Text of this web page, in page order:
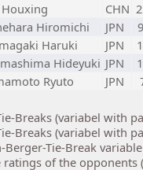
CHN
Hiromichi JPN
Haruki JPN
Hideyuki JPN
Ryuto JPN
Breaks (variabel with
Breaks (variabel with
Berger-Tie-Break variable
ratings of the